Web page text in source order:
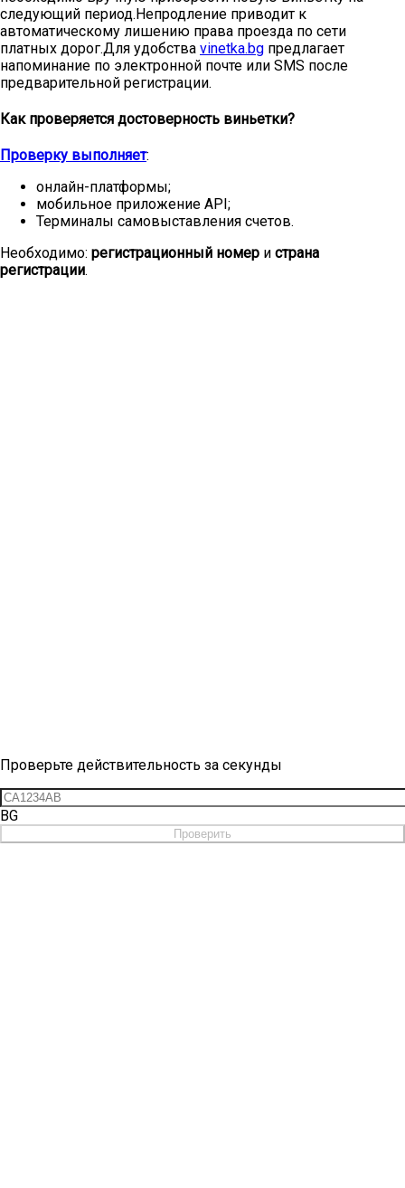
следующий период.Непродление приводит к
автоматическому лишению права проезда по сети
платных дорог.Для удобства vinetka.bg предлагает
напоминание по электронной почте или SMS после
предварительной регистрации.
Как проверяется достоверность виньетки?
Проверку выполняет:
онлайн-платформы;
мобильное приложение API;
Терминалы самовыставления счетов.
Необходимо: регистрационный номер и страна
регистрации.
Проверьте действительность за секунды
BG
Проверить